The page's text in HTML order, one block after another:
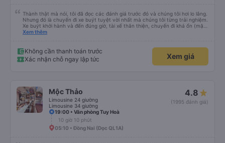
Thành thật mà nói, tôi đã đọc các đánh giá trước đó và chúng tôi hơi lo lắng.
Nhưng đó là chuyến đi xe buýt tuyệt vời nhất mà chúng tôi từng trải nghiệm.
Xe buýt khởi hành và đến đúng giờ, tài xế thân thiện, chuyến đi khá ổn (mặc
dù vẫn hơi xóc, nhưng đó là đặc trưng của Việt Nam ^^), và chỗ ngồi thoải
Xem thêm
Không cần thanh toán trước
Xác nhận chỗ ngay lập tức
Xem giá
Mộc Thảo
Limousine 24 giường
Limousine 34 giường
4.8
(1995 đánh giá)
19:00 • Văn phòng Tuy Hoà
10 giờ 10 phút
05:10 • Đồng Nai (Dọc QL1A)